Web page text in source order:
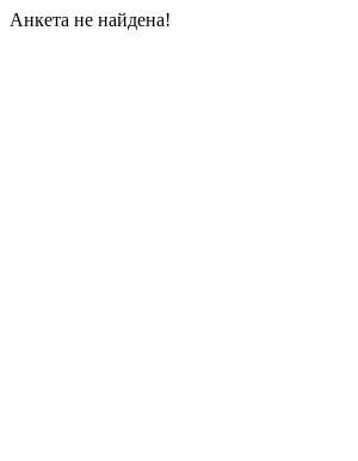
Анкета не найдена!